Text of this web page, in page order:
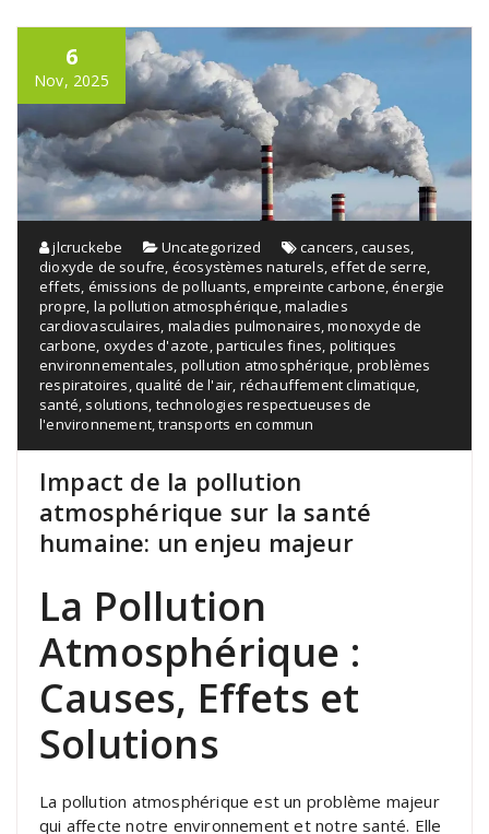
6
Nov, 2025
jlcruckebe Uncategorized cancers,causes,
dioxyde de soufre, écosystèmes naturels,effet de serre,
effets, émissions de polluants,empreinte carbone,énergie
propre, la pollution atmosphérique,maladies
cardiovasculaires, maladies pulmonaires,monoxyde de
carbone, oxydes d'azote,particules fines, politiques
environnementales, pollution atmosphérique, problèmes
respiratoires,qualité de l'air, réchauffement climatique,
santé, solutions, technologies respectueuses de
l'environnement,transports en commun
Impact de la pollution
atmosphérique sur la santé
humaine: un enjeu majeur
La Pollution
Atmosphérique :
Causes, Effets et
Solutions
La pollution atmosphérique est un problème majeur
qui affecte notre environnement et notre santé. Elle